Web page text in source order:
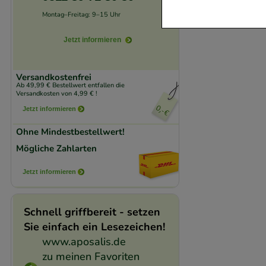
verzichtet werden
Montag–Freitag: 9–15 Uhr
Jetzt informieren
Versandkostenfrei
Ab 49,99 € Bestellwert entfallen die
Versandkosten von 4,99 € !
Jetzt informieren
Ohne Mindestbestellwert!
Mögliche Zahlarten
Jetzt informieren
Schnell griffbereit - setzen
Sie einfach ein Lesezeichen!
www.aposalis.de
zu meinen Favoriten